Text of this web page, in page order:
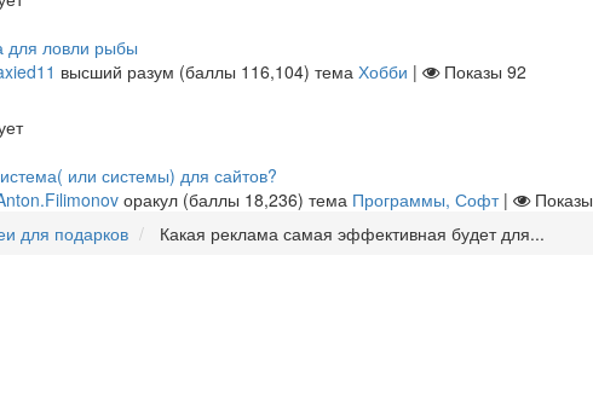
для ловли рыбы
высший разум (баллы 116,104) тема Хобби | Показы 92
или системы) для сайтов?
оракул (баллы 18,236) тема Программы, Софт | Показы
для подарков Какая реклама самая эффективная будет для...